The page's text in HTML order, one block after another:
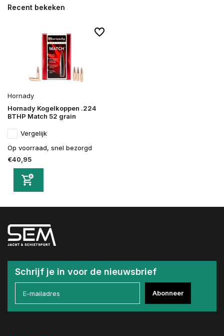
Recent bekeken
Hornady
Hornady Kogelkoppen .224
BTHP Match 52 grain
Vergelijk
Op voorraad, snel bezorgd
€40,95
Schrijf je in voor de nieuwsbrief
Abonneer